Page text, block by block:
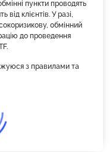
пункти проводять
від клієнтів. У разі,
обмінний
до проведення
з правилами та